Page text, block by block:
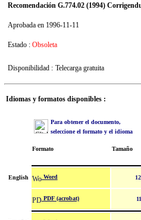
Recomendación G.774.02 (1994)
Aprobada en 1996-11-11
Estado : Obsoleta
Disponibilidad : Telecarga gratuita
Idiomas y formatos disponibles :
Para obtener el documento,
seleccione el formato y el idioma
Formato Tamaño
English Word
PDF (acrobat)